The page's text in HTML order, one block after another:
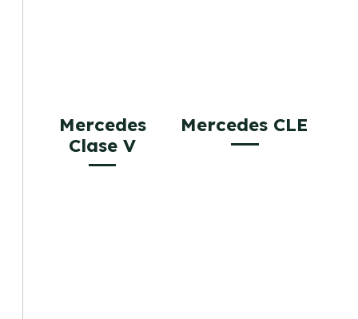
Mercedes
Clase V
Mercedes CLE